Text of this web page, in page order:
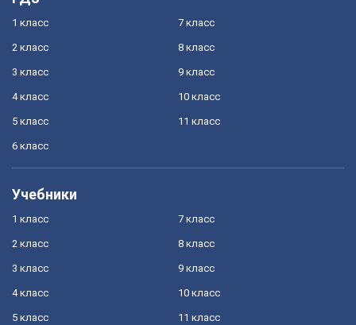
1 класс
2 класс
3 класс
4 класс
5 класс
6 класс
7 класс
8 класс
9 класс
10 класс
11 класс
Учебники
1 класс
2 класс
3 класс
4 класс
5 класс
7 класс
8 класс
9 класс
10 класс
11 класс